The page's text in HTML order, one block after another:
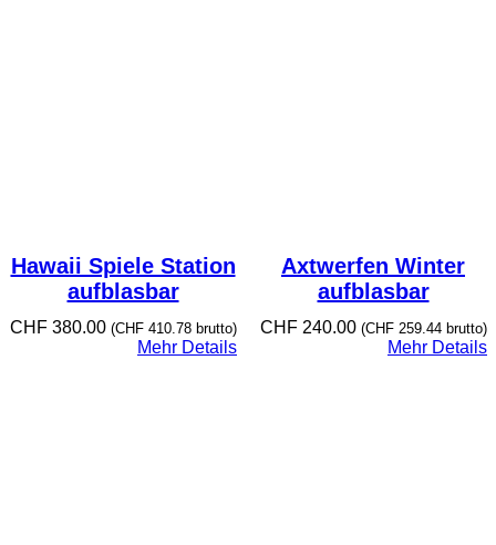
Hawaii Spiele Station
aufblasbar
CHF380.00 (CHF410.78brutto)
Mehr Details
Axtwerfen Winter
aufblasbar
CHF240.00 (CHF259.44brutto)
Mehr Details